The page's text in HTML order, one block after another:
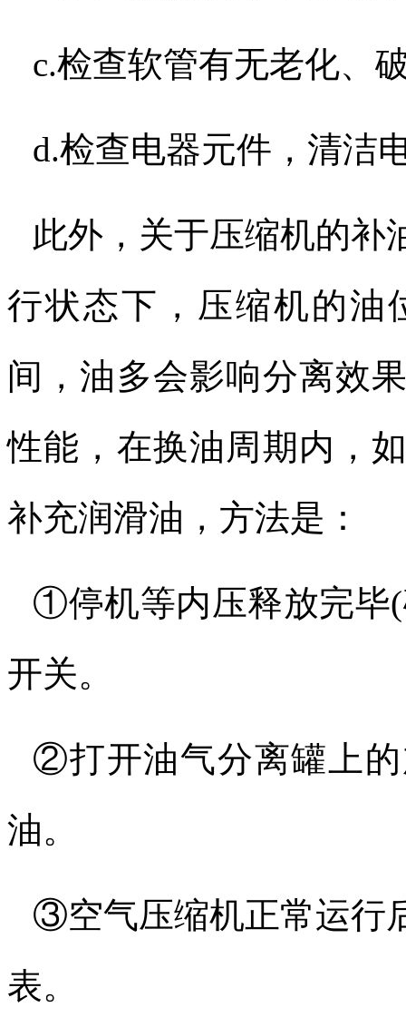
c.检查软管有无老化、
d.检查电器元件，清洁
此外，关于压缩机的补
行状态下，压缩机的油
间，油多会影响分离效
性能，在换油周期内，
补充润滑油，方法是：
①停机等内压释放完毕(
开关。
②打开油气分离罐上
油。
③空气压缩机正常运行
表。